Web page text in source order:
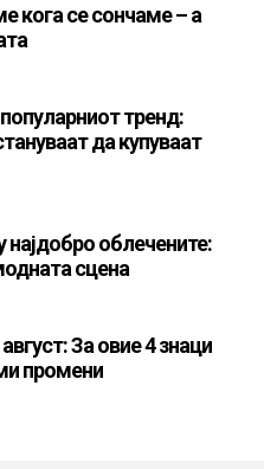
кога се сончаме – а
тренд:
да купуваат
најдобро облечените:
сцена
За овие 4 знаци
промени